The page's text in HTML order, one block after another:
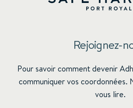
Rejoignez-
Pour savoir comment devenir
communiquer vos coordonnées.
vous lire.